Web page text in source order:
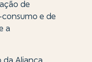
de
e de
a